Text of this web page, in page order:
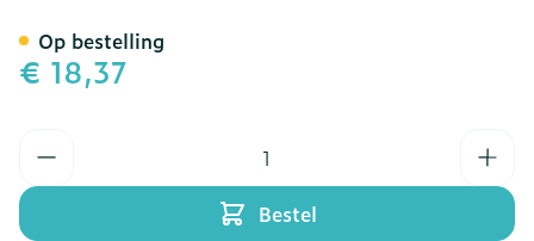
€ 18,37
Bestel
Op bestelling